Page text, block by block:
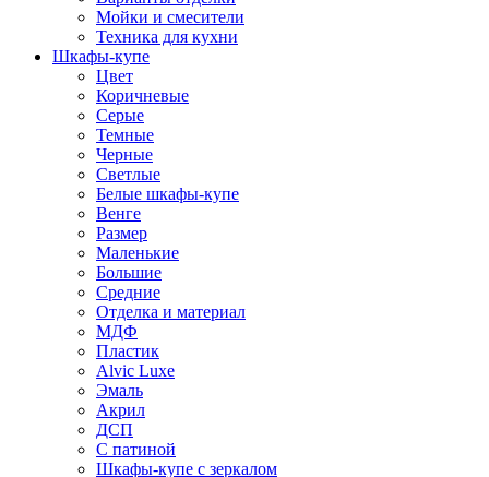
Мойки и смесители
Техника для кухни
Шкафы-купе
Цвет
Коричневые
Серые
Темные
Черные
Светлые
Белые шкафы-купе
Венге
Размер
Маленькие
Большие
Средние
Отделка и материал
МДФ
Пластик
Alvic Luxe
Эмаль
Акрил
ДСП
С патиной
Шкафы-купе с зеркалом